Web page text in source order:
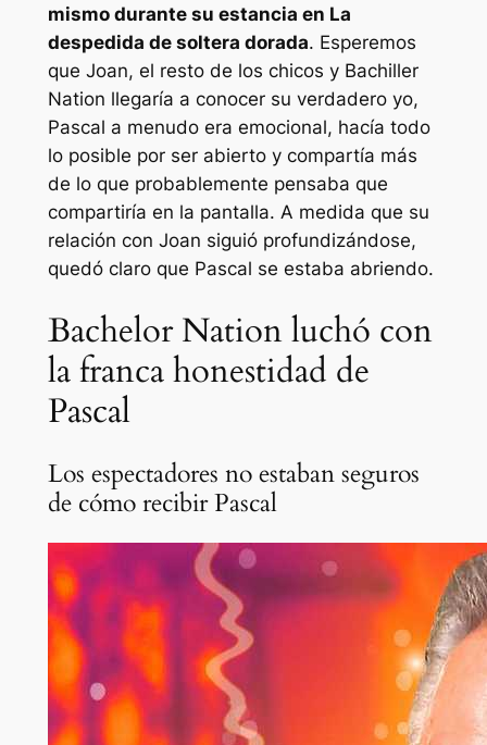
mismo durante su estancia en La
despedida de soltera dorada. Esperemos
que Joan, el resto de los chicos y Bachiller
Nation llegaría a conocer su verdadero yo,
Pascal a menudo era emocional, hacía todo
lo posible por ser abierto y compartía más
de lo que probablemente pensaba que
compartiría en la pantalla. A medida que su
relación con Joan siguió profundizándose,
quedó claro que Pascal se estaba abriendo.
Bachelor Nation luchó con
la franca honestidad de
Pascal
Los espectadores no estaban seguros
de cómo recibir Pascal